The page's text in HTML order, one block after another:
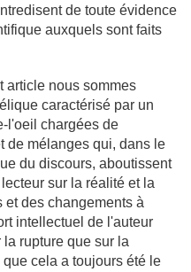
de toute évidence
auxquels sont faits
article nous sommes
caractérisé par un
l'oeil chargées de
de mélanges qui, dans le
du discours, aboutissent
sur la réalité et la
des changements à
intellectuel de l'auteur
rupture que sur la
cela a toujours été le